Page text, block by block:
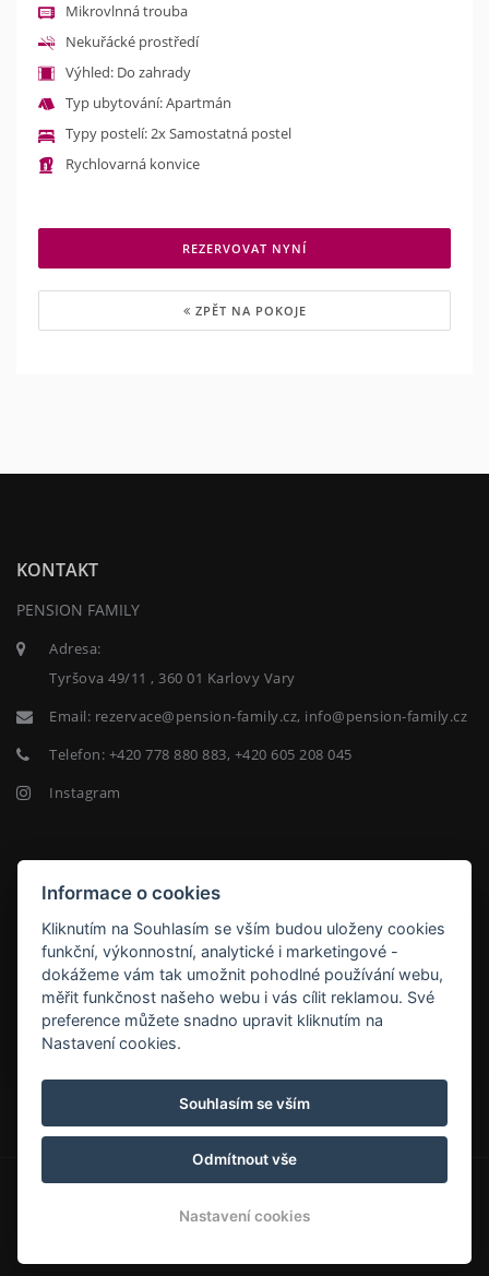
Mikrovlnná trouba
Nekuřácké prostředí
Výhled: Do zahrady
Typ ubytování: Apartmán
Typy postelí: 2x Samostatná postel
Rychlovarná konvice
REZERVOVAT NYNÍ
ZPĚT NA POKOJE
KONTAKT
PENSION FAMILY
Adresa:
Tyršova 49/11 , 360 01 Karlovy Vary
Email: rezervace@pension-family.cz, info@pension-family.cz
Telefon: +420 778 880 883, +420 605 208 045
Instagram
NEWSLETTER
ODEBÍRAT
Informace o cookies
Kliknutím na Souhlasím se vším budou uloženy cookies
funkční, výkonnostní, analytické i marketingové -
dokážeme vám tak umožnit pohodlné používání webu,
měřit funkčnost našeho webu i vás cílit reklamou. Své
preference můžete snadno upravit kliknutím na
Nastavení cookies.
Souhlasím se vším
Odmítnout vše
Nastavení cookies